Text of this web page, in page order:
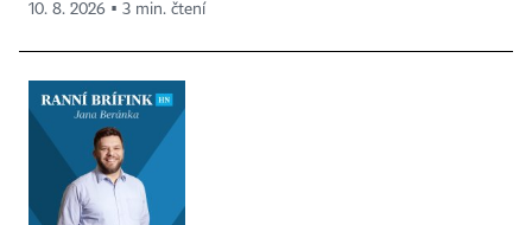
10. 8. 2026 ▪ 3 min. čtení